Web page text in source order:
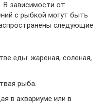
В зависимости от
с рыбкой могут быть
следующие
еды: жареная, соленая,
рыба.
в аквариуме или в